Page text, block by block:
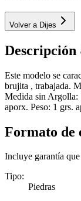
Volver a Dijes
Este modelo se
brujita , trabajada.
Medida sin Argolla:
aporx. Peso: 1 grs.
Formato de
Incluye garantía
Tipo:
Piedras